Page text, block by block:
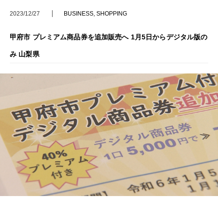
2023/12/27 BUSINESS, SHOPPING
甲府市 プレミアム商品券を追加販売へ 1月5日からデジタル版の
み 山梨県